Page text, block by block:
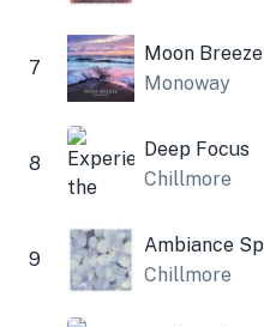
7
Moon Breeze
Monoway
8
Deep Focus
Chillmore
9
Chillmore